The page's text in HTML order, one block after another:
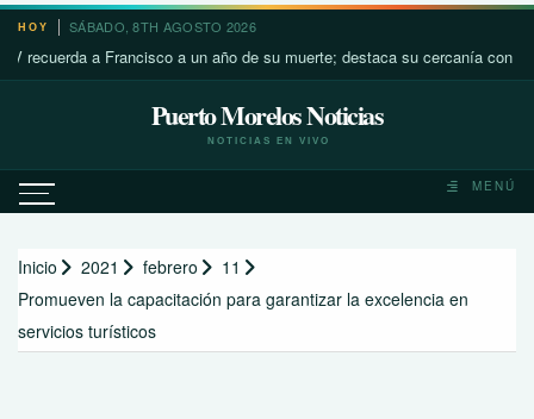
Saltar
contenido
HOY SÁBADO, 8TH AGOSTO 2026
a Francisco a un año de su muerte; destaca su cercanía con los más
Puerto Morelos Noticias
NOTICIAS EN VIVO
MENÚ
Inicio 2021 febrero
11
Promueven la capacitación para garantizar la excelencia en
servicios turísticos